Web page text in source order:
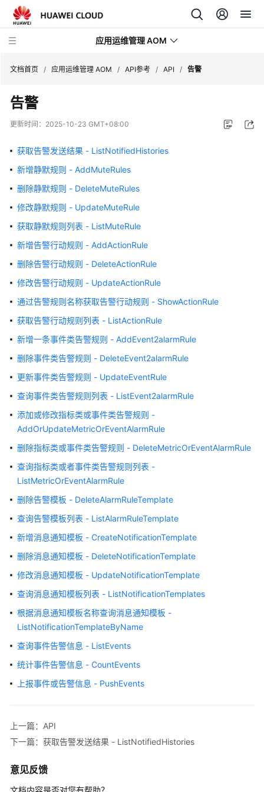
应用运维管理 AOM
最
新
态
产
品
绍
费
说
明
快
速
门
户
指
南
佳
实
践
API
参
使
前
必
读
概
览
如
用
API
API
文档首页 / 应用运维管理 AOM / API参考 / API / 告警
告警
更新时间： 2025-10-23 GMT+08:00
获取告警发送结果 - ListNotifiedHistories
新增静默规则 - AddMuteRules
删除静默规则 - DeleteMuteRules
修改静默规则 - UpdateMuteRule
获取静默规则列表 - ListMuteRule
新增告警行动规则 - AddActionRule
删除告警行动规则 - DeleteActionRule
修改告警行动规则 - UpdateActionRule
通过告警规则名称获取告警行动规则 - ShowActionRule
获取告警行动规则列表 - ListActionRule
新增一条事件类告警规则 - AddEvent2alarmRule
删除事件类告警规则 - DeleteEvent2alarmRule
更新事件类告警规则 - UpdateEventRule
查询事件类告警规则列表 - ListEvent2alarmRule
添加或修改指标类或事件类告警规则 -
AddOrUpdateMetricOrEventAlarmRule
删除指标类或事件类告警规则 - DeleteMetricOrEventAlarmRule
查询指标类或者事件类告警规则列表 -
ListMetricOrEventAlarmRule
删除告警模板 - DeleteAlarmRuleTemplate
查询告警模板列表 - ListAlarmRuleTemplate
新增消息通知模板 - CreateNotificationTemplate
删除消息通知模板 - DeleteNotificationTemplate
修改消息通知模板 - UpdateNotificationTemplate
查询消息通知模板列表 - ListNotificationTemplates
根据消息通知模板名称查询消息通知模板 -
ListNotificationTemplateByName
查询事件告警信息 - ListEvents
统计事件告警信息 - CountEvents
上报事件或告警信息 - PushEvents
上一篇：API
下一篇：获取告警发送结果 - ListNotifiedHistories
意见反馈
文档内容是否对您有帮助？